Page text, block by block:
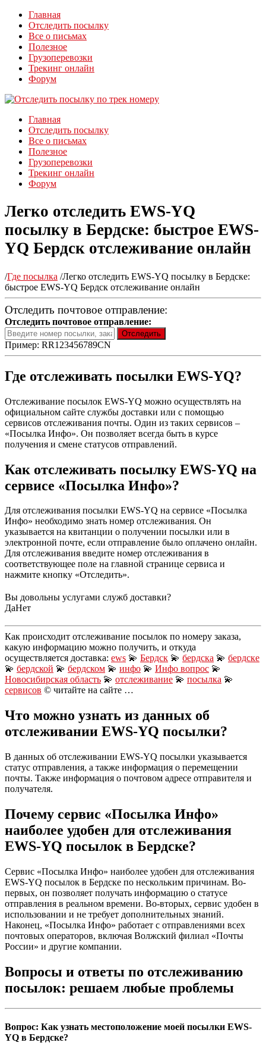
Главная
Отследить посылку
Все о письмах
Полезное
Грузоперевозки
Трекинг онлайн
Форум
Главная
Отследить посылку
Все о письмах
Полезное
Грузоперевозки
Трекинг онлайн
Форум
Легко отследить EWS-YQ
посылку в Бердске: быстрое EWS-
YQ Бердск отслеживание онлайн
/Где посылка /Легко отследить EWS-YQ посылку в Бердске:
быстрое EWS-YQ Бердск отслеживание онлайн
Отследить почтовое отправление:
Отследить почтовое отправление:
Пример: RR123456789CN
Где отслеживать посылки EWS-YQ?
Отслеживание посылок EWS-YQ можно осуществлять на
официальном сайте службы доставки или с помощью
сервисов отслеживания почты. Один из таких сервисов –
«Посылка Инфо». Он позволяет всегда быть в курсе
получения и смене статусов отправлений.
Как отслеживать посылку EWS-YQ на
сервисе «Посылка Инфо»?
Для отслеживания посылки EWS-YQ на сервисе «Посылка
Инфо» необходимо знать номер отслеживания. Он
указывается на квитанции о получении посылки или в
электронной почте, если отправление было оплачено онлайн.
Для отслеживания введите номер отслеживания в
соответствующее поле на главной странице сервиса и
нажмите кнопку «Отследить».
Вы довольны услугами служб доставки?
ДаНет
Как происходит отслеживание посылок по номеру заказа,
какую информацию можно получить, и откуда
осуществляется доставка: ews 💫 Бердск 💫 бердска 💫 бердске
💫 бердской 💫 бердском 💫 инфо 💫 Инфо вопрос 💫
Новосибирская область 💫 отслеживание 💫 посылка 💫
сервисов © читайте на сайте …
Что можно узнать из данных об
отслеживании EWS-YQ посылки?
В данных об отслеживании EWS-YQ посылки указывается
статус отправления, а также информация о перемещении
почты. Также информация о почтовом адресе отправителя и
получателя.
Почему сервис «Посылка Инфо»
наиболее удобен для отслеживания
EWS-YQ посылок в Бердске?
Сервис «Посылка Инфо» наиболее удобен для отслеживания
EWS-YQ посылок в Бердске по нескольким причинам. Во-
первых, он позволяет получать информацию о статусе
отправления в реальном времени. Во-вторых, сервис удобен в
использовании и не требует дополнительных знаний.
Наконец, «Посылка Инфо» работает с отправлениями всех
почтовых операторов, включая Волжский филиал «Почты
России» и другие компании.
Вопросы и ответы по отслеживанию
посылок: решаем любые проблемы
Вопрос: Как узнать местоположение моей посылки EWS-
YQ в Бердске?